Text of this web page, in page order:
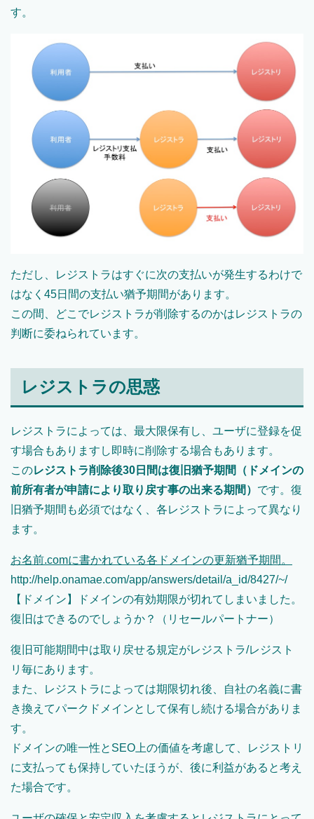
す。
ただし、レジストラはすぐに次の支払いが発生するわけで
はなく45日間の支払い猶予期間があります。
この間、どこでレジストラが削除するのかはレジストラの
判断に委ねられています。
レジストラの思惑
レジストラによっては、最大限保有し、ユーザに登録を促
す場合もありますし即時に削除する場合もあります。
このレジストラ削除後30日間は復旧猶予期間（ドメインの
前所有者が申請により取り戻す事の出来る期間） です。復
旧猶予期間も必須ではなく、各レジストラによって異なり
ます。
お名前.comに書かれている各ドメインの更新猶予期間。
http://help.onamae.com/app/answers/detail/a_id/8427/~/
【ドメイン】ドメインの有効期限が切れてしまいました。
復旧はできるのでしょうか？（リセールパートナー）
復旧可能期間中は取り戻せる規定がレジストラ/レジスト
リ毎にあります。
また、レジストラによっては期限切れ後、自社の名義に書
き換えてパークドメインとして保有し続ける場合がありま
す。
ドメインの唯一性とSEO上の価値を考慮して、レジストリ
に支払っても保持していたほうが、後に利益があると考え
た場合です。